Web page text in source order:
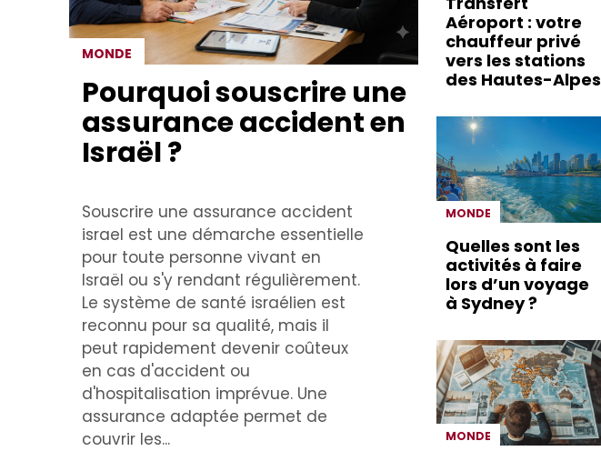
MONDE
Pourquoi souscrire une
assurance accident en
Israël ?
Souscrire une assurance accident
israel est une démarche essentielle
pour toute personne vivant en
Israël ou s'y rendant régulièrement.
Le système de santé israélien est
reconnu pour sa qualité, mais il
peut rapidement devenir coûteux
en cas d'accident ou
d'hospitalisation imprévue. Une
assurance adaptée permet de
couvrir les...
Aéroport : votre
chauffeur privé
vers les stations
des Hautes-Alpes
MONDE
Quelles sont les
activités à faire
lors d’un voyage
à Sydney ?
MONDE